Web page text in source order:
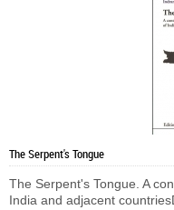
The Serpent's Tongue
The Serpent's Tongue. A
India and adjacent